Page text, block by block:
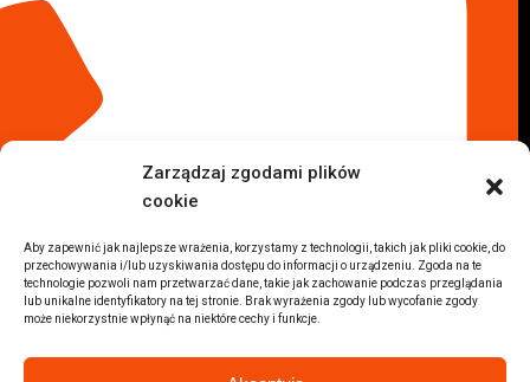
Zarządzaj zgodami plików
cookie
Aby zapewnić jak najlepsze wrażenia, korzystamy z technologii, takich jak pliki cookie, do
przechowywania i/lub uzyskiwania dostępu do informacji o urządzeniu. Zgoda na te
technologie pozwoli nam przetwarzać dane, takie jak zachowanie podczas przeglądania
lub unikalne identyfikatory na tej stronie. Brak wyrażenia zgody lub wycofanie zgody
może niekorzystnie wpłynąć na niektóre cechy i funkcje.
Komis samochodowy Radom
Komis samochodowy Płock
Komis samochodowy Opole
Komis samochodowy Lublin
Komis samochodowy Sochaczew
Inne Lokalizacje
Auta z USA Rzeszów
Auta z USA Białystok
Auta z USA Kraków
Marki samochodów
Sprzedam BMW